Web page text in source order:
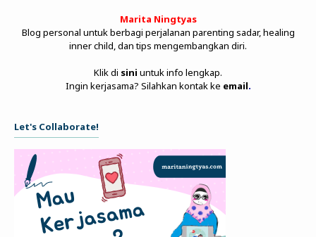
Marita Ningtyas
Blog personal untuk berbagi perjalanan parenting sadar, healing
inner child, dan tips mengembangkan diri.
Klik di sini untuk info lengkap.
Ingin kerjasama? Silahkan kontak ke email.
Let's Collaborate!